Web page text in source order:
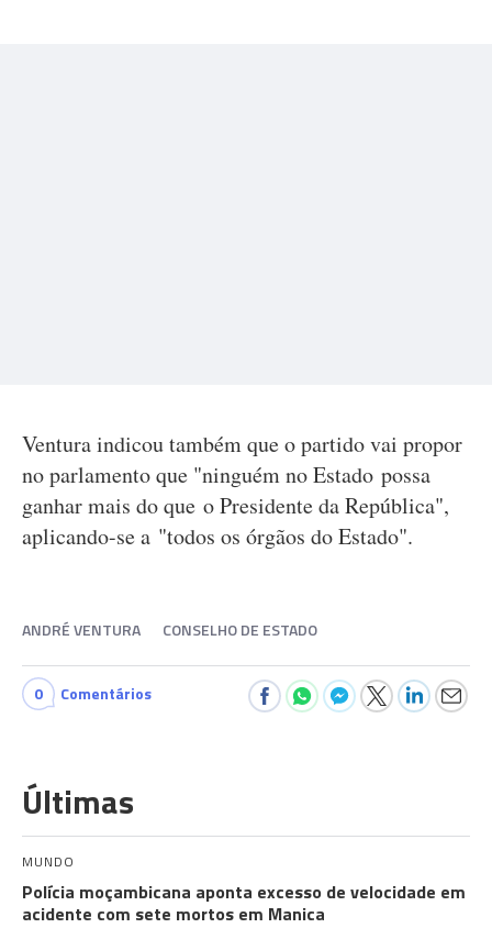
Ventura indicou também que o partido vai propor
no parlamento que "ninguém no Estado possa
ganhar mais do que o Presidente da República",
aplicando-se a "todos os órgãos do Estado".
ANDRÉ VENTURA CONSELHO DE ESTADO
0 Comentários
Últimas
MUNDO
Polícia moçambicana aponta excesso de velocidade em
acidente com sete mortos em Manica